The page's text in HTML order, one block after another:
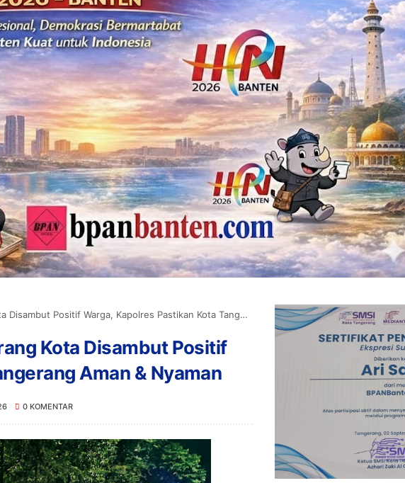
Positif Warga, Kapolres Pastikan Kota Tangerang Aman & Nyaman
Kota Disambut Positif
Aman & Nyaman
0 KOMENTAR